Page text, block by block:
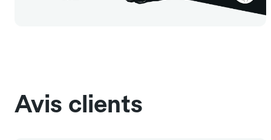
Avis clients